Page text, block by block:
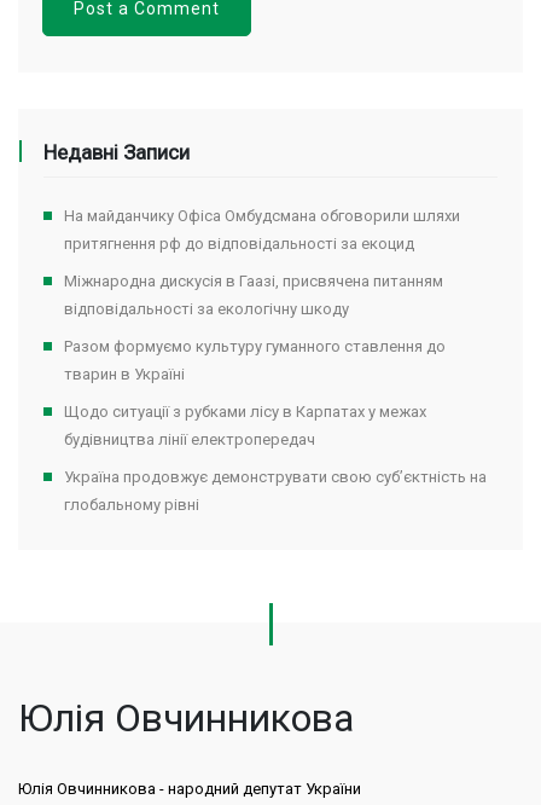
Недавні Записи
На майданчику Офіса Омбудсмана обговорили шляхи
притягнення рф до відповідальності за екоцид
Міжнародна дискусія в Гаазі, присвячена питанням
відповідальності за екологічну шкоду
Разом формуємо культуру гуманного ставлення до
тварин в Україні
Щодо ситуації з рубками лісу в Карпатах у межах
будівництва лінії електропередач
Україна продовжує демонструвати свою суб’єктність на
глобальному рівні
Юлія Овчинникова
Юлія Овчинникова - народний депутат України